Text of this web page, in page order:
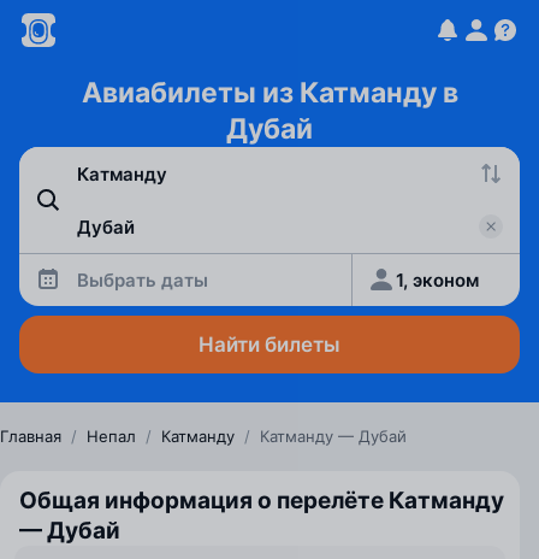
Авиабилеты из Катманду в
Дубай
Выбрать даты 1, эконом
Найти билеты
Главная / Непал / Катманду / Катманду — Дубай
Общая информация о перелёте Катманду
— Дубай